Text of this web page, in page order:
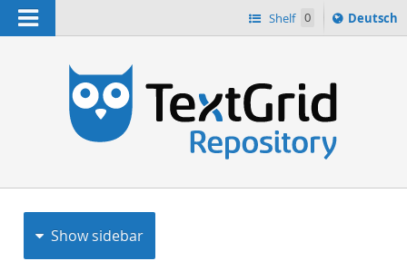
Navigation Shelf 0
Sprache
ï¿½ndern
Deutsch
Show sidebar